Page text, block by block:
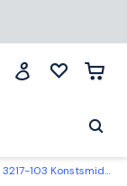
3217-103 Konstsmide Lysslynge 15 julegraner i tre